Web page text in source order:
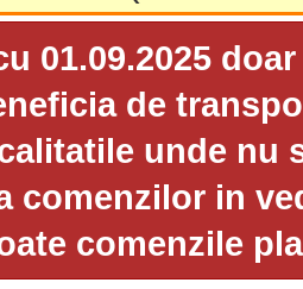
01.09.2025
de
unde nu
comenzilor in
comenzile